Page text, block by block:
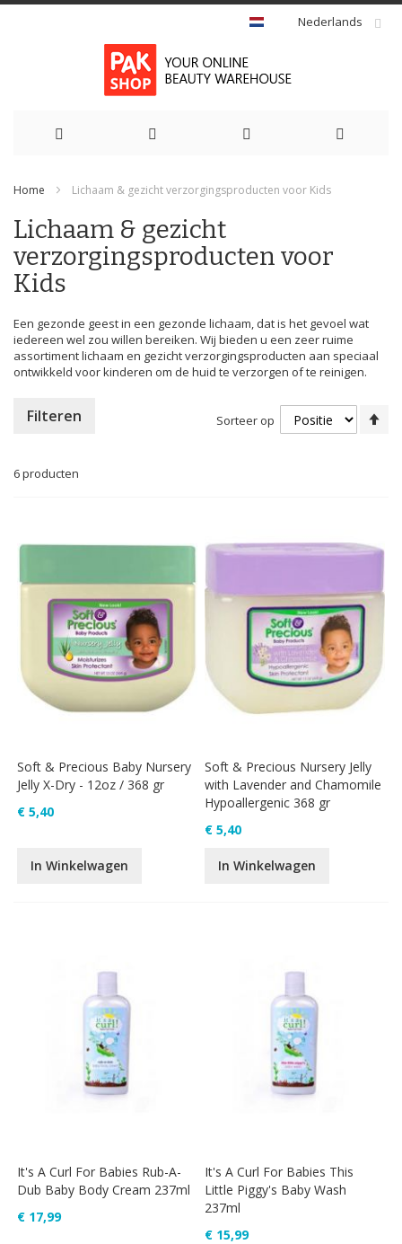
Nederlands
de
inhoud
Home Lichaam & gezicht verzorgingsproducten voor Kids
Lichaam & gezicht
verzorgingsproducten voor
Kids
Een gezonde geest in een gezonde lichaam, dat is het gevoel wat
iedereen wel zou willen bereiken. Wij bieden u een zeer ruime
assortiment lichaam en gezicht verzorgingsproducten aan speciaal
ontwikkeld voor kinderen om de huid te verzorgen of te reinigen.
6producten
Sorteer op
Soft & Precious Baby Nursery
Jelly X-Dry - 12oz / 368 gr
€ 5,40
In Winkelwagen
Soft & Precious Nursery Jelly
with Lavender and Chamomile
Hypoallergenic 368 gr
€ 5,40
In Winkelwagen
It's A Curl For Babies Rub-A-
Dub Baby Body Cream 237ml
€ 17,99
It's A Curl For Babies This
Little Piggy's Baby Wash
237ml
€ 15,99
Filteren